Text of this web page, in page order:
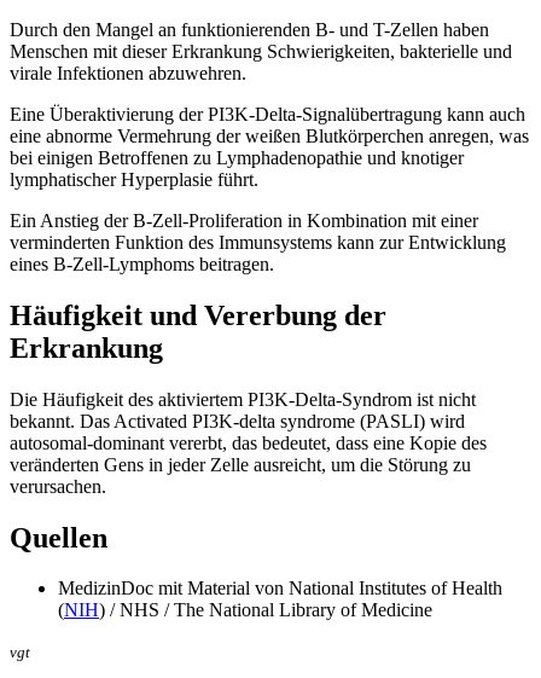
Durch den Mangel an funktionierenden B- und T-Zellen haben
Menschen mit dieser Erkrankung Schwierigkeiten, bakterielle und
virale Infektionen abzuwehren.
Eine Überaktivierung der PI3K-Delta-Signalübertragung kann auch
eine abnorme Vermehrung der weißen Blutkörperchen anregen, was
bei einigen Betroffenen zu Lymphadenopathie und knotiger
lymphatischer Hyperplasie führt.
Ein Anstieg der B-Zell-Proliferation in Kombination mit einer
verminderten Funktion des Immunsystems kann zur Entwicklung
eines B-Zell-Lymphoms beitragen.
Häufigkeit und Vererbung der
Erkrankung
Die Häufigkeit des aktiviertem PI3K-Delta-Syndrom ist nicht
bekannt. Das Activated PI3K-delta syndrome (PASLI) wird
autosomal-dominant vererbt, das bedeutet, dass eine Kopie des
veränderten Gens in jeder Zelle ausreicht, um die Störung zu
verursachen.
Quellen
MedizinDoc mit Material von National Institutes of Health
(NIH) / NHS / The National Library of Medicine
vgt